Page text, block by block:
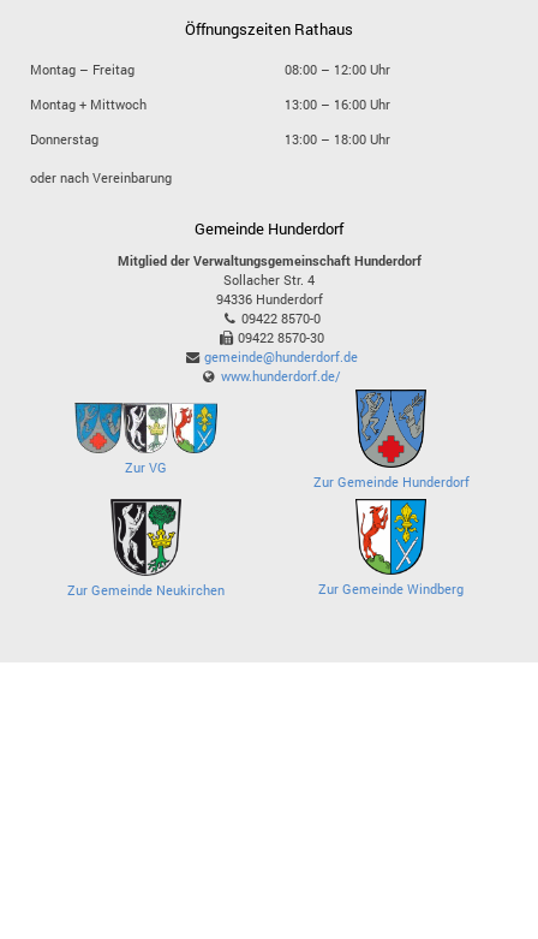
Öffnungszeiten Rathaus
Montag – Freitag
08:00 – 12:00 Uhr
Montag + Mittwoch
13:00 – 16:00 Uhr
Donnerstag
13:00 – 18:00 Uhr
oder nach Vereinbarung
Gemeinde Hunderdorf
Mitglied der Verwaltungsgemeinschaft Hunderdorf
Sollacher Str. 4
94336 Hunderdorf
09422 8570-0
09422 8570-30
gemeinde@hunderdorf.de
www.hunderdorf.de/
Zur VG
Zur Gemeinde Hunderdorf
Zur Gemeinde Neukirchen Zur Gemeinde Windberg